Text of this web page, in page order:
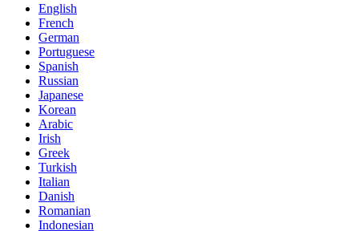
English
French
German
Portuguese
Spanish
Russian
Japanese
Korean
Arabic
Irish
Greek
Turkish
Italian
Danish
Romanian
Indonesian